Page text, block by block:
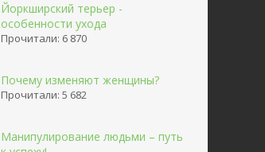
Йоркширский терьер -
особенности ухода
Прочитали: 6 870
Почему изменяют женщины?
Прочитали: 5 682
Манипулирование людьми – путь